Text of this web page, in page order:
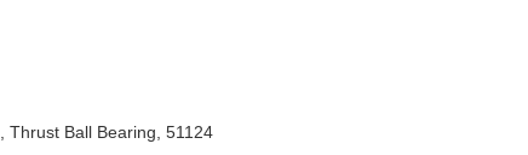
Thrust Ball Bearing 51124